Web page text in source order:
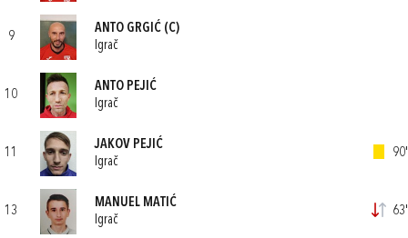
9
ANTO GRGIĆ (C)
Igrač
10
ANTO PEJIĆ
Igrač
11
JAKOV PEJIĆ
Igrač
90'
13
MANUEL MATIĆ
Igrač
63'